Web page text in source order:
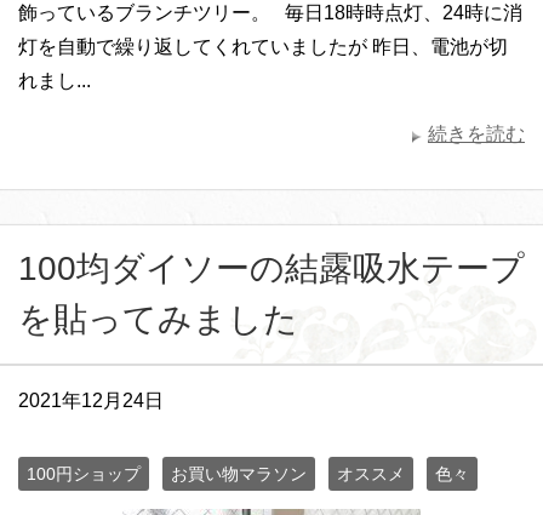
飾っているブランチツリー。 毎日18時時点灯、24時に消
灯を自動で繰り返してくれていましたが 昨日、電池が切
れまし...
続きを読む
100均ダイソーの結露吸水テープ
を貼ってみました
2021年12月24日
100円ショップ お買い物マラソン オススメ 色々